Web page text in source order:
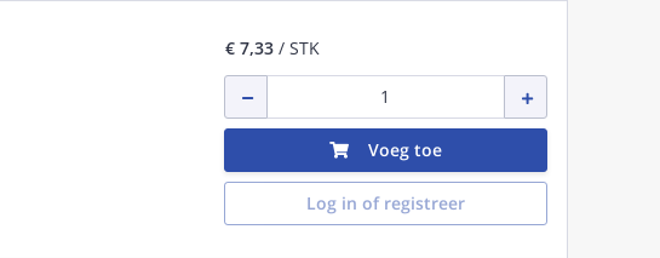
€ 7,33/ STK
Voeg toe
Log in of registreer